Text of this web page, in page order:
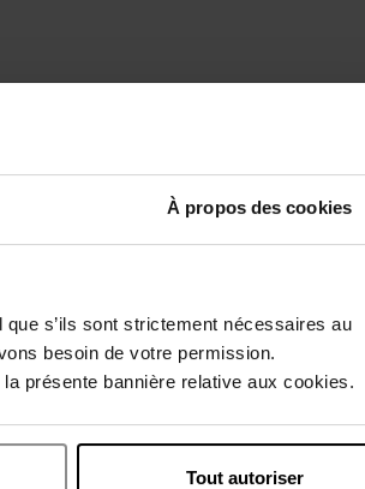
À propos des cookies
s’ils sont strictement nécessaires au
besoin de votre permission.
présente bannière relative aux cookies.
Tout autoriser
?